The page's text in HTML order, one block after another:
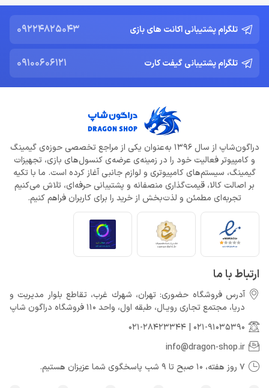
تلگرام پشتیبانی اکانت های بازی 09224825043
تلگرام پشتیبانی گیفت کارت 09100606121
دراگون‌شاپ از سال 1396 به‌عنوان یکی از مراجع تخصصی حوزه‌ی گیمینگ
و کامپیوتر فعالیت خود را در زمینه‌ی عرضه‌ی کنسول‌های بازی، تجهیزات
گیمینگ، سیستم‌های کامپیوتری و لوازم جانبی آغاز کرده است. ما با تکیه
بر اصالت کالا، قیمت‌گذاری منصفانه و پشتیبانی حرفه‌ای، تلاش می‌کنیم
تجربه‌ای مطمئن و لذت‌بخش از خرید را برای کاربران فراهم کنیم.
ارتباط با ما
آدرس فروشگاه حضوری: تهران، شهرك غرب، تقاطع بلوار مدیریت و
دريا، مجتمع تجارى رويـال، طبقه اول، واحد 110 فروشگاه دراگون شاپ
021-91035390
021-28423344
info@dragon-shop.ir
7 روز هفته، 10 صبح تا 9 شب پاسخگوی شما عزیزان هستیم.